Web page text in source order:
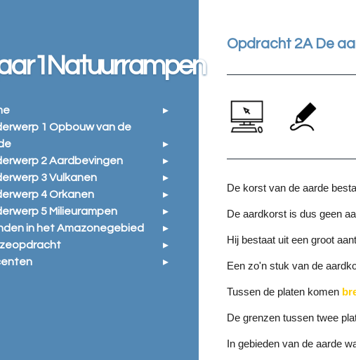
Opdracht 2A De
De korst van de aarde
De aardkorst is dus geen
Hij bestaat uit een groot
Een zo'n stuk van de
Tussen de platen komen
De grenzen tussen twee
In gebieden van de aarde
1 Opbouw van de
2 Aardbevingen
3 Vulkanen
4 Orkanen
5 Milieurampen
in het Amazonegebied